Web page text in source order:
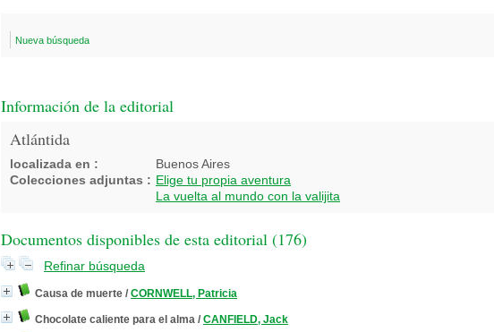
Nueva búsqueda
Información de la editorial
Atlántida
localizada en :
Buenos Aires
Colecciones adjuntas : Elige tu propia aventura
La vuelta al mundo con la valijita
Documentos disponibles de esta editorial (176)
Refinar búsqueda
Causa de muerte / CORNWELL, Patricia
Chocolate caliente para el alma / CANFIELD, Jack